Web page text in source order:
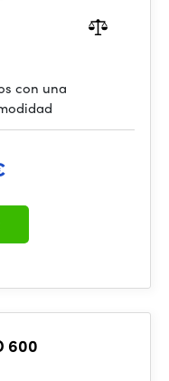
con una
600